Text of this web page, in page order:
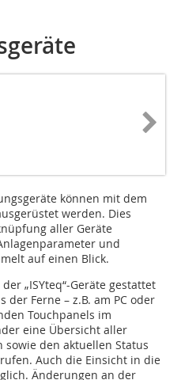
können mit dem
werden. Dies
aller Geräte
und
auf einen Blick.
„ISYteq“-Geräte gestattet
Ferne – z.B. am PC oder
Touchpanels im
eine Übersicht aller
den aktuellen Status
Auch die Einsicht in die
Änderungen an der